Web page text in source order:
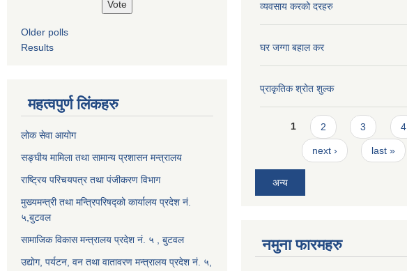
Older polls
Results
महत्वपुर्ण लिंकहरु
लोक सेवा आयोग
सङ्घीय मामिला तथा सामान्य प्रशासन मन्त्रालय
राष्ट्रिय परिचयपत्र तथा पंजीकरण विभाग
मुख्यमन्त्री तथा मन्त्रिपरिषद्को कार्यालय प्रदेश नं.
५,बुटवल
सामाजिक विकास मन्त्रालय प्रदेश नं. ५ , बुटवल
उद्याेग, पर्यटन, वन तथा वातावरण मन्त्रालय प्रदेश नं. ५,
व्यवसाय करको दरहरु
घर जग्गा बहाल कर
प्राकृतिक श्रोत शुल्क
Pages
1 2 3 4
next › last »
अन्य
नमुना फारमहरु